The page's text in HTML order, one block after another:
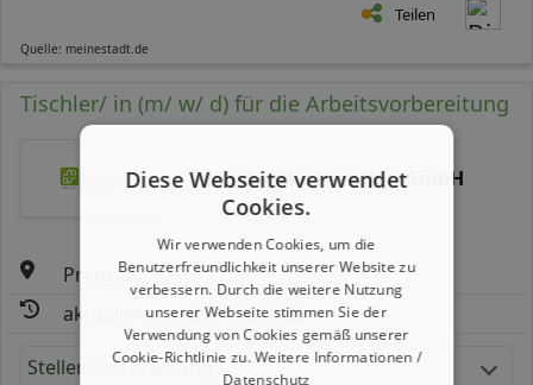
Teilen
Quelle: meinestadt.de
Tischler/ in (m/ w/ d) für die Arbeitsvorbereitung
Möbelwerke Prenzlau GmbH
Prenzlau
aktualisiert seit: 04.08.2026
Stellenbeschreibung:
Diese Webseite verwendet
Cookies.
Wir verwenden Cookies, um die
Benutzerfreundlichkeit unserer Website zu
verbessern. Durch die weitere Nutzung
unserer Webseite stimmen Sie der
Verwendung von Cookies gemäß unserer
Cookie-Richtlinie zu.Weitere Informationen /
Datenschutz